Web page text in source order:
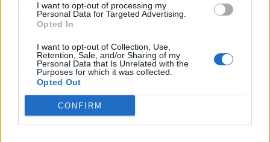
I want to opt-out of processing my
Personal Data for Targeted Advertising.
Opted In
I want to opt-out of Collection, Use,
Retention, Sale, and/or Sharing of my
Personal Data that Is Unrelated with the
Purposes for which it was collected.
Opted Out
CONFIRM
El día 1 de abril de 2014 el acusado contrató a
su amigo la prestación de servicios de
Secretaría Técnica y Tesorería con una
duración de treinta y nueve meses, con un
incremento salarial de 26.535 euros respeto de
la remuneración que había venido percibiendo
el anterior secretario técnico, cuando ya el
Consejo Superior de Deportes, a la vista del